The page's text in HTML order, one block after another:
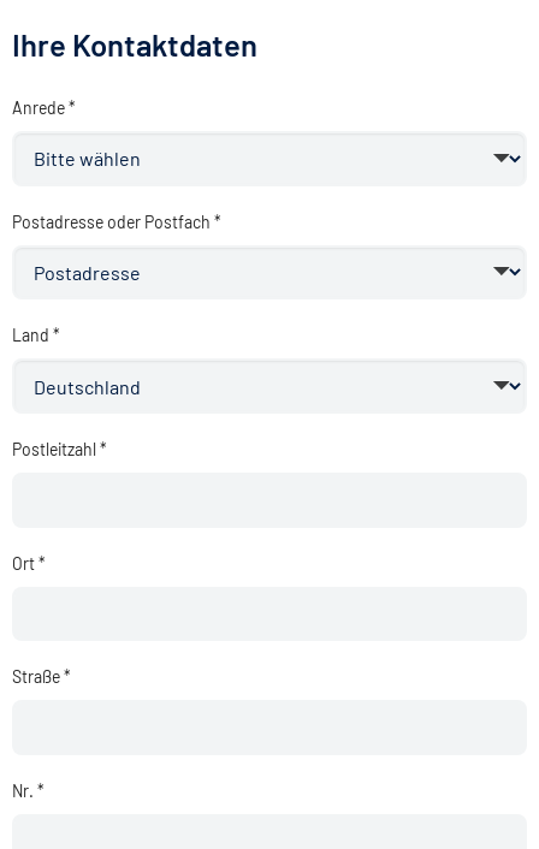
Ihre Kontaktdaten
Anrede *
Postadresse oder Postfach *
Land *
Postleitzahl *
Ort *
Straße *
Nr. *